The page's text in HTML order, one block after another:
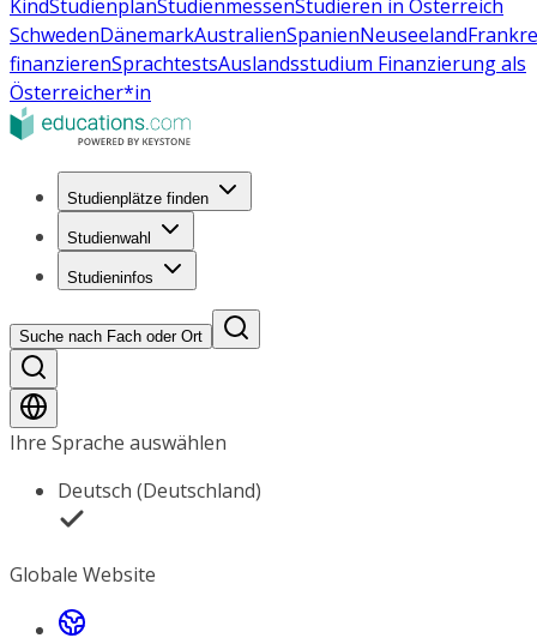
KindStudienplanStudienmessenStudieren in Österreich
SchwedenDänemarkAustralienSpanienNeuseeland
finanzierenSprachtestsAuslandsstudium Finanzierung als
Österreicher*in
Studienplätze finden
Studienwahl
Studieninfos
Suche nach Fach oder Ort
Ihre Sprache auswählen
Deutsch (Deutschland)
Globale Website